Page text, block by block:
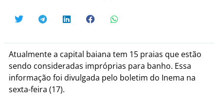
Atualmente a capital baiana tem 15 praias que estão
sendo consideradas impróprias para banho. Essa
informação foi divulgada pelo boletim do Inema na
sexta-feira (17).